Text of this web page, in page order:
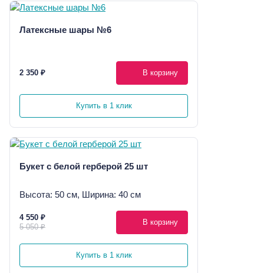
Латексные шары №6
2 350 ₽ В корзину
Купить в 1 клик
Букет с белой герберой 25 шт
Высота: 50 см, Ширина: 40 см
4 550 ₽
5 050 ₽
В корзину
Купить в 1 клик